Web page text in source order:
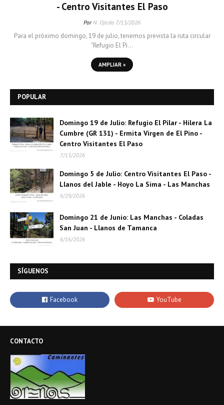
- Centro Visitantes El Paso
Por N. Ojeda 7/13/2026
Para el próximo domingo, 19 de julio, tenemos prevista la ruta circular
"Refugio El Pi…
AMPLIAR »
POPULAR
Domingo 19 de Julio: Refugio El Pilar - Hilera La
Cumbre (GR 131) - Ermita Virgen de El Pino -
Centro Visitantes El Paso
7/13/2026
Domingo 5 de Julio: Centro Visitantes El Paso -
Llanos del Jable - Hoyo La Sima - Las Manchas
6/29/2026
Domingo 21 de Junio: Las Manchas - Coladas
San Juan - Llanos de Tamanca
6/16/2026
SÍGUENOS
CONTACTO